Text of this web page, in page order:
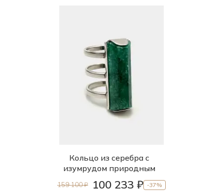
Кольцо из серебра с
изумрудом природным
159 100 ₽ 100 233 ₽ -37%